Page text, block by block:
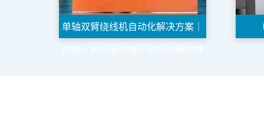
单轴双臂绕线机自动化解决方案｜